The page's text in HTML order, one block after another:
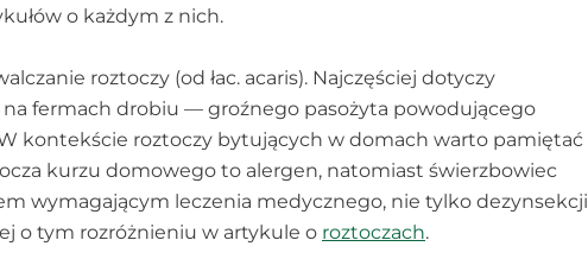
o każdym z nich.
roztoczy (od łac. acaris). Najczęściej dotyczy
fermach drobiu — groźnego pasożyta powodującego
kontekście roztoczy bytujących w domach warto pamiętać
kurzu domowego to alergen, natomiast świerzbowiec
wymagającym leczenia medycznego, nie tylko dezynsekcji
o tym rozróżnieniu w artykule o roztoczach.